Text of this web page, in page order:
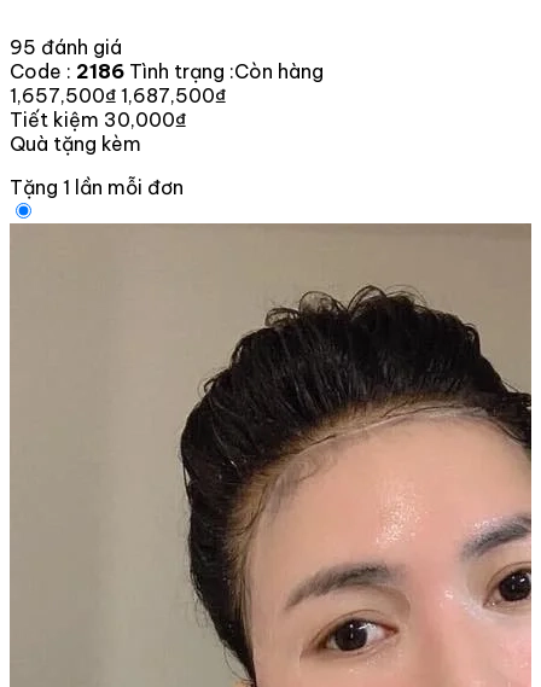
95 đánh giá
Code : 2186 Tình trạng :Còn hàng
1,657,500₫ 1,687,500₫
Tiết kiệm 30,000₫
Quà tặng kèm
Tặng 1 lần mỗi đơn